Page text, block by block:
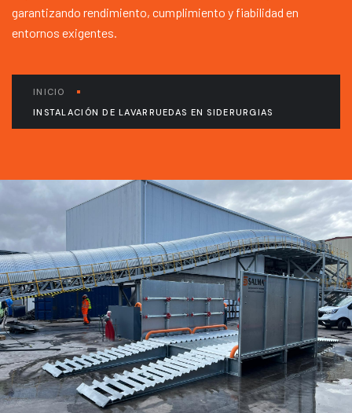
garantizando rendimiento, cumplimiento y fiabilidad en
entornos exigentes.
INICIO
INSTALACIÓN DE LAVARRUEDAS EN SIDERURGIAS